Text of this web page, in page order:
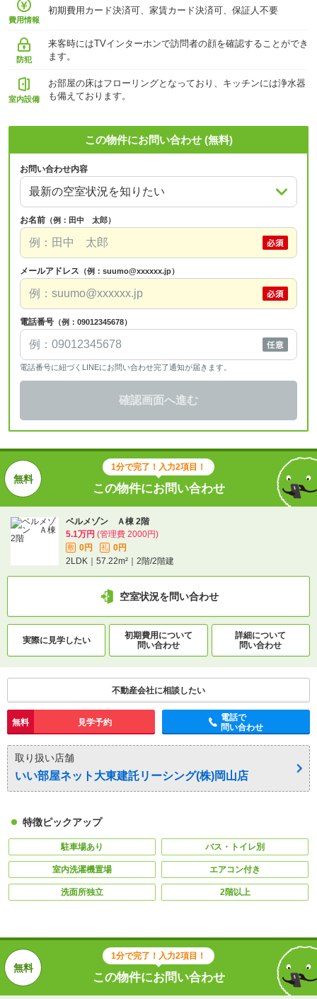
費用情報
初期費用カード決済可、家賃カード決済可、保証人不要
防犯
来客時にはTVインターホンで訪問者の顔を確認することができ
ます。
室内設備
お部屋の床はフローリングとなっており、キッチンには浄水器
も備えております。
この物件にお問い合わせ (無料)
お問い合わせ内容
お名前 （例：田中 太郎）
メールアドレス （例：suumo@xxxxxx.jp）
電話番号 （例：09012345678）
電話番号に紐づくLINEにお問い合わせ完了通知が届きます。
確認画面へ進む
1分で完了！入力2項目！
この物件にお問い合わせ
ベルメゾン Ａ棟 2階
5.1万円 (管理費 2000円)
敷 0円 礼
0円
2LDK｜57.22m²｜2階/2階建
空室状況を問い合わせ
実際に見学したい
初期費用について
問い合わせ
詳細について
問い合わせ
不動産会社に相談したい
無料 見学予約
電話で
問い合わせ
取り扱い店舗
いい部屋ネット大東建託リーシング(株)岡山店
特徴ピックアップ
駐車場あり バス・トイレ別
室内洗濯機置場 エアコン付き
洗面所独立 2階以上
1分で完了！入力2項目！
この物件にお問い合わせ